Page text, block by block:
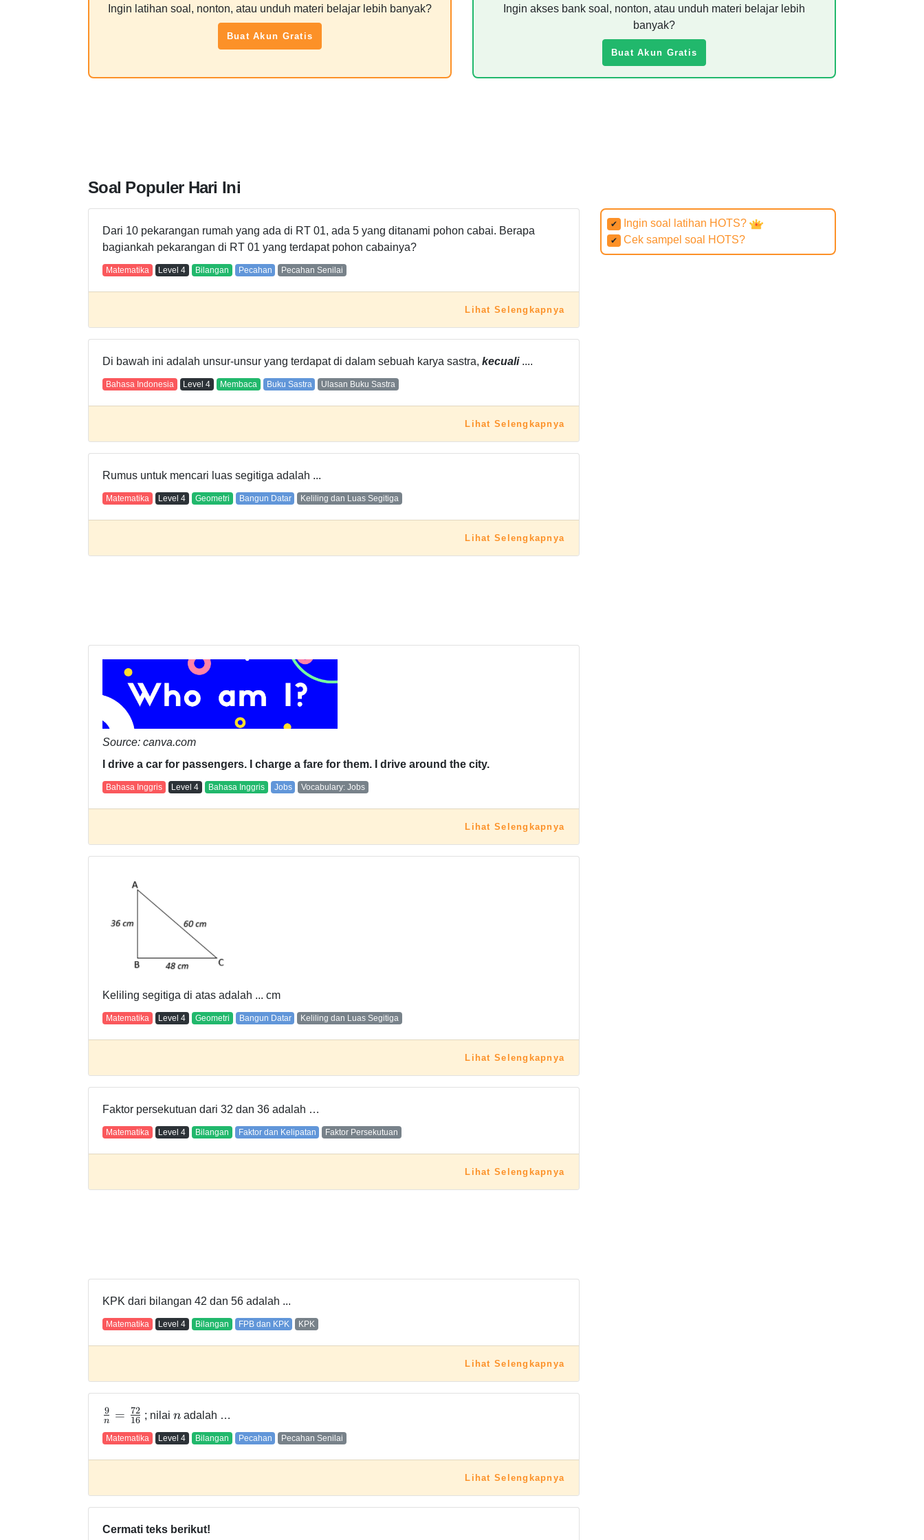
Ingin latihan soal, nonton, atau unduh materi belajar lebih banyak?
Buat Akun Gratis
Ingin akses bank soal, nonton, atau unduh materi belajar lebih
banyak?
Buat Akun Gratis
Soal Populer Hari Ini
Dari 10 pekarangan rumah yang ada di RT 01, ada 5 yang ditanami pohon cabai. Berapa
bagiankah pekarangan di RT 01 yang terdapat pohon cabainya?
Matematika Level 4 Bilangan Pecahan Pecahan Senilai
Lihat Selengkapnya
Di bawah ini adalah unsur-unsur yang terdapat di dalam sebuah karya sastra, kecuali....
Bahasa Indonesia Level 4 Membaca Buku Sastra Ulasan Buku Sastra
Lihat Selengkapnya
Rumus untuk mencari luas segitiga adalah ...
Matematika Level 4 Geometri Bangun Datar Keliling dan Luas Segitiga
Lihat Selengkapnya
Source: canva.com
I drive a car for passengers. I charge a fare for them. I drive around the city.
Bahasa Inggris Level 4 Bahasa Inggris Jobs Vocabulary: Jobs
Lihat Selengkapnya
Keliling segitiga di atas adalah ... cm
Matematika Level 4 Geometri Bangun Datar Keliling dan Luas Segitiga
Lihat Selengkapnya
Faktor persekutuan dari 32 dan 36 adalah …
Matematika Level 4 Bilangan Faktor dan Kelipatan Faktor Persekutuan
Lihat Selengkapnya
KPK dari bilangan 42 dan 56 adalah ...
Matematika Level 4 Bilangan FPB dan KPK KPK
Lihat Selengkapnya
n
9 = 16
72 ; nilai n adalah …
Matematika Level 4 Bilangan Pecahan Pecahan Senilai
Lihat Selengkapnya
Cermati teks berikut!
✔ Ingin soal latihan HOTS?
✔ Cek sampel soal HOTS?